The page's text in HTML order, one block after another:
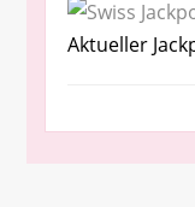
Aktueller